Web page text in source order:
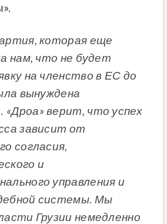
которая еще
нам, что не будет
на членство в ЕС до
вынуждена
верит, что успех
зависит от
согласия,
и
управления и
системы. Мы
Грузии немедленно